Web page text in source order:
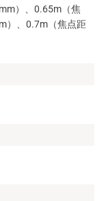
）、0.65m（焦
）、0.7m（焦点距